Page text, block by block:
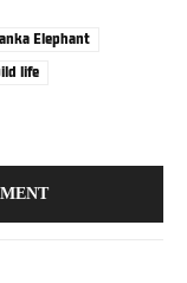
Elephant
life